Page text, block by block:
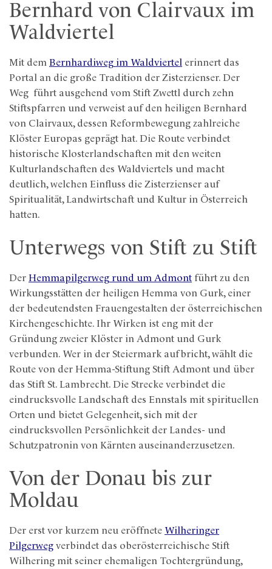
Bernhard von Clairvaux im
Waldviertel
Mit dem Bernhardiweg im Waldviertel erinnert das
Portal an die große Tradition der Zisterzienser. Der
Weg führt ausgehend vom Stift Zwettl durch zehn
Stiftspfarren und verweist auf den heiligen Bernhard
von Clairvaux, dessen Reformbewegung zahlreiche
Klöster Europas geprägt hat. Die Route verbindet
historische Klosterlandschaften mit den weiten
Kulturlandschaften des Waldviertels und macht
deutlich, welchen Einfluss die Zisterzienser auf
Spiritualität, Landwirtschaft und Kultur in Österreich
hatten.
Unterwegs von Stift zu Stift
Der Hemmapilgerweg rund um Admont führt zu den
Wirkungsstätten der heiligen Hemma von Gurk, einer
der bedeutendsten Frauengestalten der österreichischen
Kirchengeschichte. Ihr Wirken ist eng mit der
Gründung zweier Klöster in Admont und Gurk
verbunden. Wer in der Steiermark aufbricht, wählt die
Route von der Hemma-Stiftung Stift Admont und über
das Stift St. Lambrecht. Die Strecke verbindet die
eindrucksvolle Landschaft des Ennstals mit spirituellen
Orten und bietet Gelegenheit, sich mit der
eindrucksvollen Persönlichkeit der Landes- und
Schutzpatronin von Kärnten auseinanderzusetzen.
Von der Donau bis zur
Moldau
Der erst vor kurzem neu eröffnete Wilheringer
Pilgerweg verbindet das oberösterreichische Stift
Wilhering mit seiner ehemaligen Tochtergründung,